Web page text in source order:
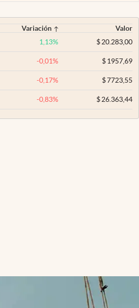
Variación
Valor
1,13% $20.283,00
-0,01% $1957,69
-0,17% $7723,55
-0,83% $26.363,44